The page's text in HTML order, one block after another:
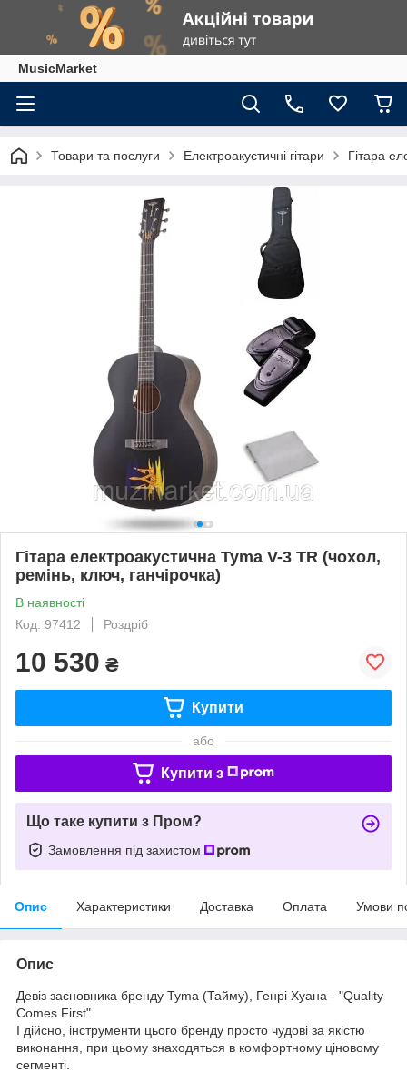
MusicMarket
Товари та послуги Електроакустичні гітари Гітара
Гітара електроакустична Tyma V-3 TR (чохол,
ремінь, ключ, ганчірочка)
В наявності
Код: 97412
Роздріб
10 530 ₴
Купити
або
Купити з
Що таке купити з Пром?
Замовлення під захистом
Опис Характеристики Доставка Оплата Умови
Опис
Девіз засновника бренду Tyma (Тайму), Генрі Хуана - "Quality
Comes First".
І дійсно, інструменти цього бренду просто чудові за якістю
виконання, при цьому знаходяться в комфортному ціновому
сегменті.